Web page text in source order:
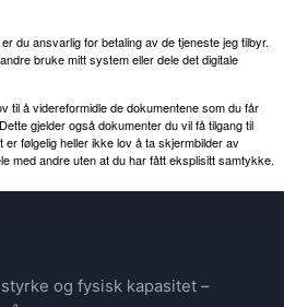
du ansvarlig for betaling av de tjeneste jeg tilbyr.
bruke mitt system eller dele det digitale
til å videreformidle de dokumentene som du får
gjelder også dokumenter du vil få tilgang til
følgelig heller ikke lov å ta skjermbilder av
med andre uten at du har fått eksplisitt samtykke.
og fysisk kapasitet –